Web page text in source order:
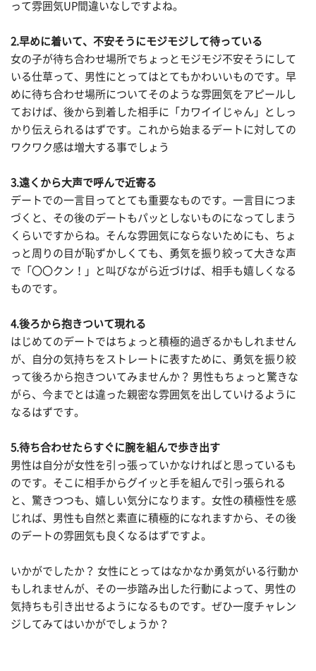
って雰囲気UP間違いなしですよね。
2.早めに着いて、不安そうにモジモジして待っている
女の子が待ち合わせ場所でちょっとモジモジ不安そうにして
いる仕草って、男性にとってはとてもかわいいものです。早
めに待ち合わせ場所についてそのような雰囲気をアピールし
ておけば、後から到着した相手に「カワイイじゃん」としっ
かり伝えられるはずです。これから始まるデートに対しての
ワクワク感は増大する事でしょう
3.遠くから大声で呼んで近寄る
デートでの一言目ってとても重要なものです。一言目につま
づくと、その後のデートもパッとしないものになってしまう
くらいですからね。そんな雰囲気にならないためにも、ちょ
っと周りの目が恥ずかしくても、勇気を振り絞って大きな声
で「〇〇クン！」と叫びながら近づけば、相手も嬉しくなる
ものです。
4.後ろから抱きついて現れる
はじめてのデートではちょっと積極的過ぎるかもしれません
が、自分の気持ちをストレートに表すために、勇気を振り絞
って後ろから抱きついてみませんか？ 男性もちょっと驚きな
がら、今までとは違った親密な雰囲気を出していけるように
なるはずです。
5.待ち合わせたらすぐに腕を組んで歩き出す
男性は自分が女性を引っ張っていかなければと思っているも
のです。そこに相手からグイッと手を組んで引っ張られる
と、驚きつつも、嬉しい気分になります。女性の積極性を感
じれば、男性も自然と素直に積極的になれますから、その後
のデートの雰囲気も良くなるはずですよ。
いかがでしたか？ 女性にとってはなかなか勇気がいる行動か
もしれませんが、その一歩踏み出した行動によって、男性の
気持ちも引き出せるようになるものです。ぜひ一度チャレン
ジしてみてはいかがでしょうか？